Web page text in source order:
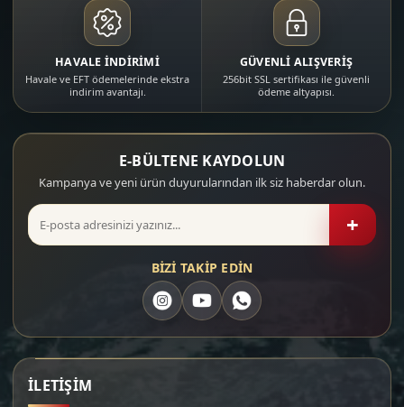
HAVALE İNDİRİMİ
Havale ve EFT ödemelerinde ekstra
indirim avantajı.
GÜVENLİ ALIŞVERİŞ
256bit SSL sertifikası ile güvenli
ödeme altyapısı.
E-BÜLTENE KAYDOLUN
Kampanya ve yeni ürün duyurularından ilk siz haberdar olun.
+
BİZİ TAKİP EDİN
İLETİŞİM